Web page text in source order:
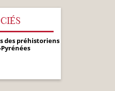
des préhistoriens